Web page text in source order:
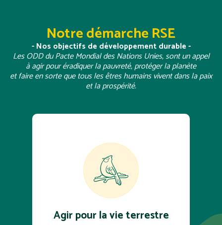
Notre démarche RSE
- Nos objectifs de développement durable -
Les ODD du Pacte Mondial des Nations Unies, sont un appel
à agir pour éradiquer la pauvreté, protéger la planète
et faire en sorte que tous les êtres humains vivent dans la paix
et la prospérité.
Agir pour la vie terrestre